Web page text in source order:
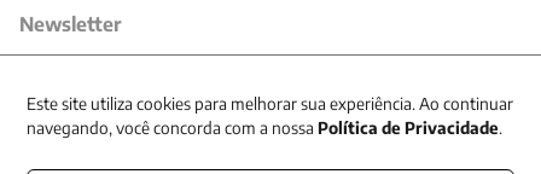
Newsletter
Este site utiliza cookies para melhorar sua experiência. Ao continuar
navegando, você concorda com a nossa Política de Privacidade.